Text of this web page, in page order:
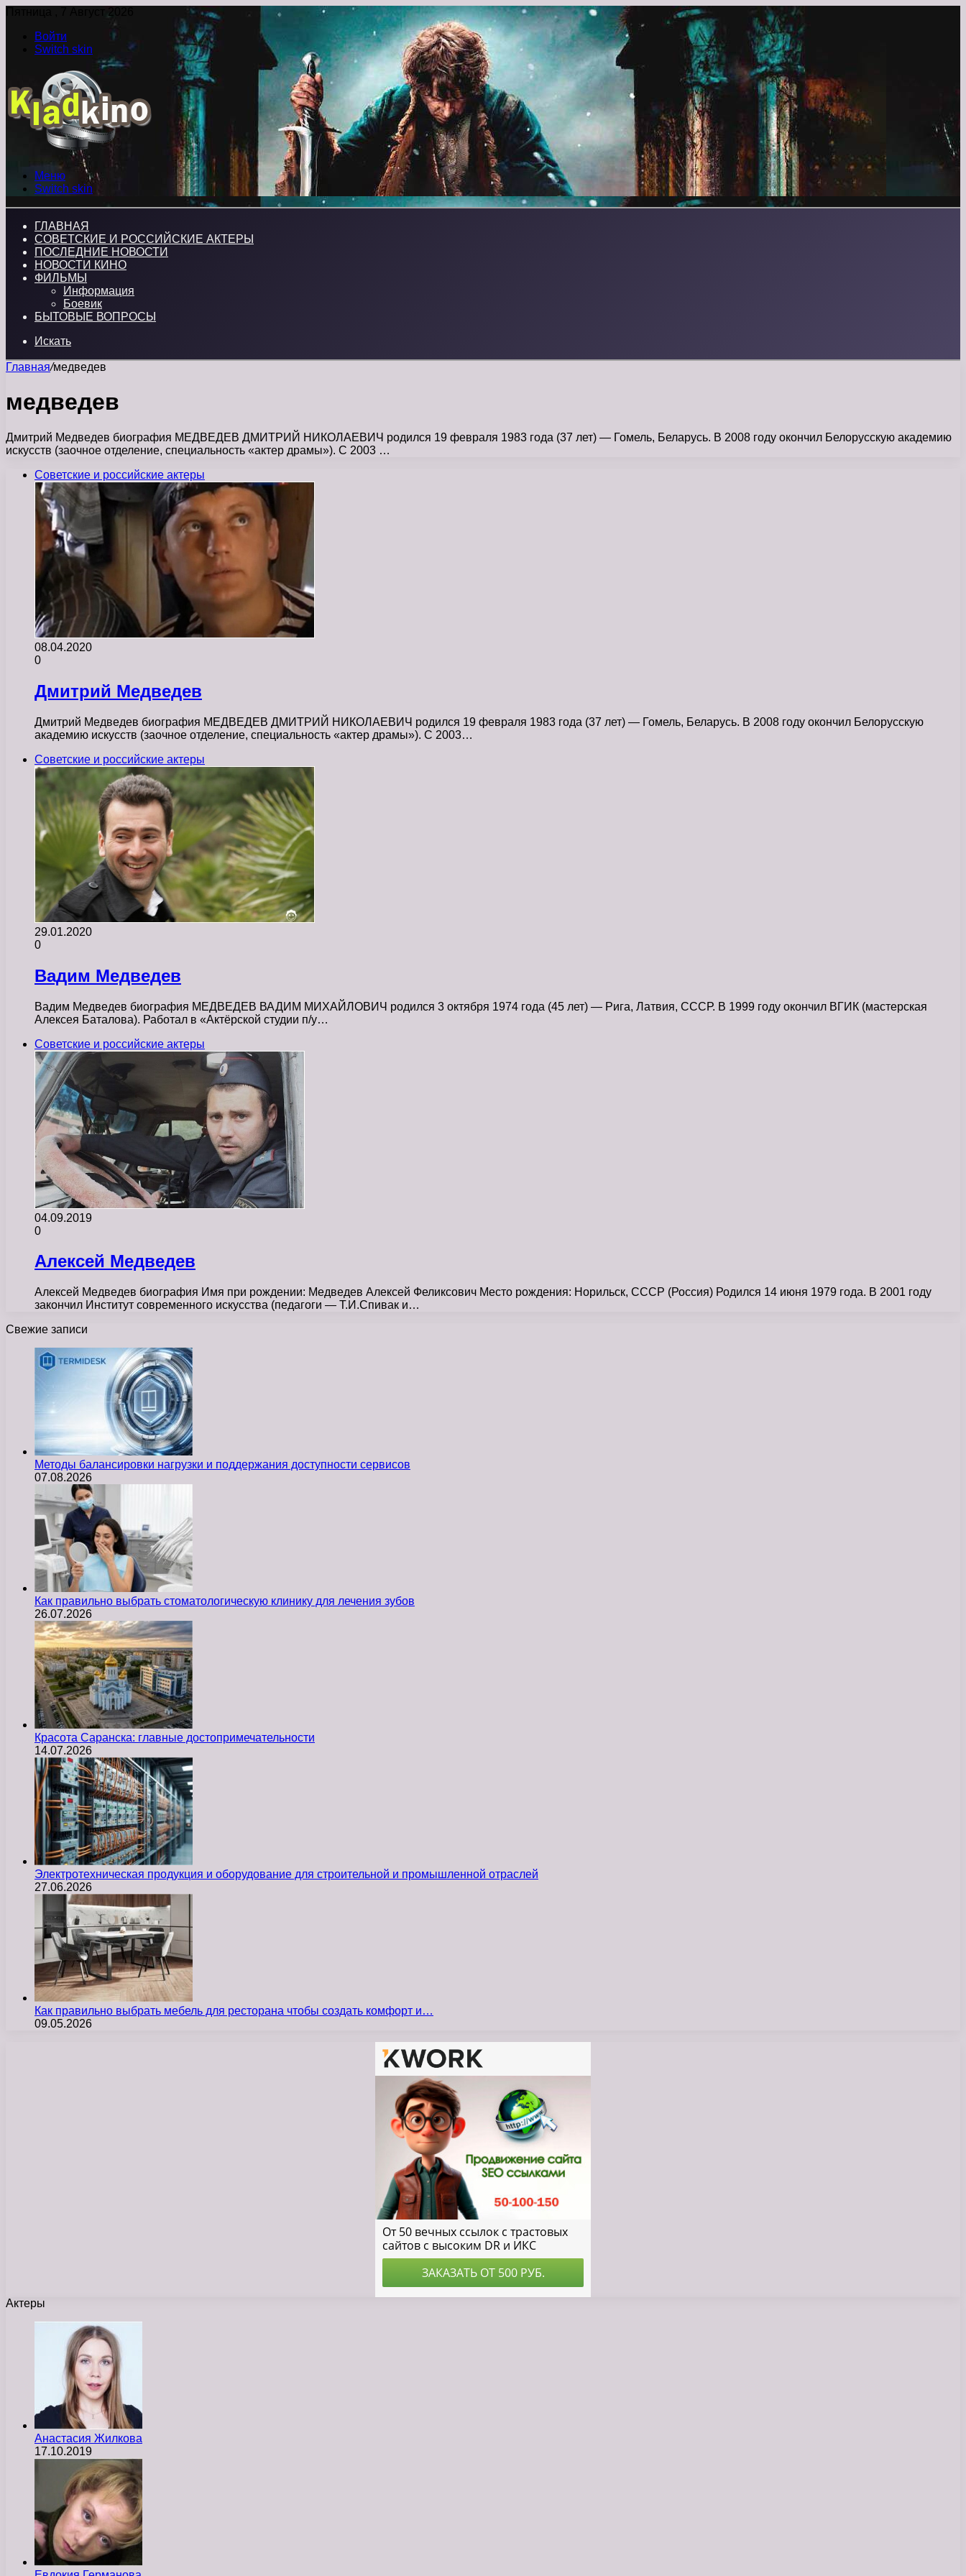
Пятница , 7 Август 2026
Войти
Switch skin
Меню
Switch skin
ГЛАВНАЯ
СОВЕТСКИЕ И РОССИЙСКИЕ АКТЕРЫ
ПОСЛЕДНИЕ НОВОСТИ
НОВОСТИ КИНО
ФИЛЬМЫ
Информация
Боевик
БЫТОВЫЕ ВОПРОСЫ
Искать
Главная/медведев
медведев
Дмитрий Медведев биография МЕДВЕДЕВ ДМИТРИЙ НИКОЛАЕВИЧ родился 19 февраля 1983 года (37 лет) — Гомель, Беларусь. В 2008 году окончил Белорусскую академию
искусств (заочное отделение, специальность «актер драмы»). C 2003 …
Советские и российские актеры
08.04.2020
0
Дмитрий Медведев
Дмитрий Медведев биография МЕДВЕДЕВ ДМИТРИЙ НИКОЛАЕВИЧ родился 19 февраля 1983 года (37 лет) — Гомель, Беларусь. В 2008 году окончил Белорусскую
академию искусств (заочное отделение, специальность «актер драмы»). C 2003…
Советские и российские актеры
29.01.2020
0
Вадим Медведев
Вадим Медведев биография МЕДВЕДЕВ ВАДИМ МИХАЙЛОВИЧ родился 3 октября 1974 года (45 лет) — Рига, Латвия, СССР. В 1999 году окончил ВГИК (мастерская
Алексея Баталова). Работал в «Актёрской студии п/у…
Советские и российские актеры
04.09.2019
0
Алексей Медведев
Алексей Медведев биография Имя при рождении: Медведев Алексей Феликсович Место рождения: Норильск, СССР (Россия) Родился 14 июня 1979 года. В 2001 году
закончил Институт современного искусства (педагоги — Т.И.Спивак и…
Свежие записи
Методы балансировки нагрузки и поддержания доступности сервисов
07.08.2026
Как правильно выбрать стоматологическую клинику для лечения зубов
26.07.2026
Красота Саранска: главные достопримечательности
14.07.2026
Электротехническая продукция и оборудование для строительной и промышленной отраслей
27.06.2026
Как правильно выбрать мебель для ресторана чтобы создать комфорт и…
09.05.2026
Актеры
Анастасия Жилкова
17.10.2019